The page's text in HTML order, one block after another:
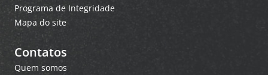
Programa de Integridade
Mapa do site
Contatos
Quem somos